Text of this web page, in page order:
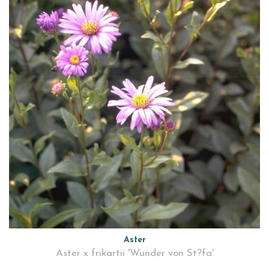
Aster
Aster x frikartii 'Wunder von St?fa'